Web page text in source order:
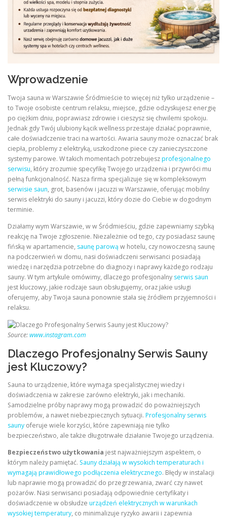
Wprowadzenie
Twoja sauna w Warszawie Śródmieście to więcej niż tylko urządzenie –
to Twoje osobiste centrum relaksu, miejsce, gdzie odzyskujesz energię
po ciężkim dniu, poprawiasz zdrowie i cieszysz się chwilemi spokoju.
Jednak gdy Twój ulubiony kącik wellness przestaje działać poprawnie,
całe doświadczenie traci na wartości. Awaria sauny może oznaczać brak
ciepła, problemy z elektryką, uszkodzone piece czy zanieczyszczone
systemy parowe. W takich momentach potrzebujeszprofesjonalnego
serwisu, który zrozumie specyfikę Twojego urządzenia i przywróci mu
pełną funkcjonalność. Nasza firma specjalizuje się w kompleksowym
serwisie saun, grot, basenów i jacuzzi w Warszawie, oferując mobilny
serwis elektryki do sauny i jacuzzi, który dozie do Ciebie w dogodnym
terminie.
Działamy wym Warszawie, w w Śródmieściu, gdzie zapewniamy szybką
reakcję na Twoje zgłoszenie. Niezależnie od tego, czy posiadasz saunę
fińską w apartamencie, saunę parową w hotelu, czy nowoczesną saunę
na podczerwień w domu, nasi doświadczeni serwisanci posiadają
wiedzę i narzędzia potrzebne do diagnozy i naprawy każdego rodzaju
sauny. W tym artykule omówimy, dlaczego profesjonalny serwis saun
jest kluczowy, jakie rodzaje saun obsługujemy, oraz jakie usługi
oferujemy, aby Twoja sauna ponownie stała się źródłem przyjemności i
relaksu.
Source:www.instagram.com
Dlaczego Profesjonalny Serwis Sauny
jest Kluczowy?
Sauna to urządzenie, które wymaga specjalistycznej wiedzy i
doświadczenia w zakresie zarówno elektryki, jak i mechaniki.
Samodzielne próby naprawy mogą prowadzić do poważniejszych
problemów, a nawet niebezpiecznych sytuacji. Profesjonalny serwis
sauny oferuje wiele korzyści, które zapewniają nie tylko
bezpieczeństwo, ale także długotrwałe działanie Twojego urządzenia.
Bezpieczeństwo użytkowania jest najważniejszym aspektem, o
którym należy pamiętać. Sauny działają w wysokich temperaturach i
wymagają prawidłowego podłączenia elektrycznego. Błędy w instalacji
lub naprawie mogą prowadzić do przegrzewania, zwarć czy nawet
pożarów. Nasi serwisanci posiadają odpowiednie certyfikaty i
doświadczenie w obsłudze urządzeń elektrycznych w warunkach
wysokiej temperatury, co minimalizuje ryzyko awarii i zapewnia